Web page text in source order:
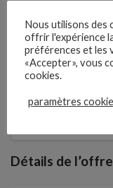
Il y a2
Clôture des
Détails de l’offre
Nous utilisons des
offrir l'expérience
préférences et les
«Accepter», vous
cookies.
paramètres